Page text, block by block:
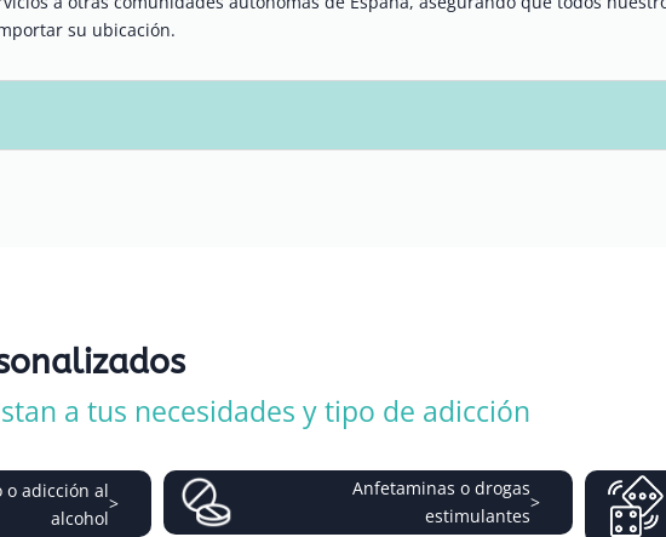
su ubicación.
a tus necesidades y tipo de adicción
o adicción al
alcohol
>
Anfetaminas o drogas
estimulantes
>